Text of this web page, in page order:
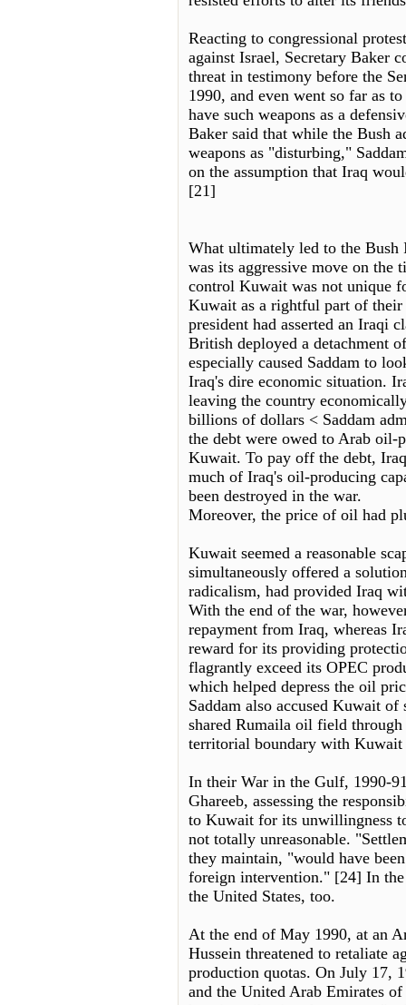
Reacting to congressional
against Israel, Secretary Baker
threat in testimony before the
1990, and even went so far as
have such weapons as a
Baker said that while the Bush
weapons as "disturbing,"
on the assumption that Iraq
[21]
What ultimately led to the
was its aggressive move on the
control Kuwait was not unique
Kuwait as a rightful part of
president had asserted an Iraqi
British deployed a detachment
especially caused Saddam to
Iraq's dire economic situation.
leaving the country
billions of dollars < Saddam
the debt were owed to Arab oil-
Kuwait. To pay off the debt,
much of Iraq's oil-producing
been destroyed in the war.
Moreover, the price of oil had
Kuwait seemed a reasonable
simultaneously offered a
radicalism, had provided Iraq
With the end of the war,
repayment from Iraq, whereas
reward for its providing
flagrantly exceed its OPEC
which helped depress the oil
Saddam also accused Kuwait
shared Rumaila oil field
territorial boundary with
In their War in the Gulf, 1990-
Ghareeb, assessing the
to Kuwait for its unwillingness
not totally unreasonable.
they maintain, "would have
foreign intervention." [24] In
the United States, too.
At the end of May 1990, at an
Hussein threatened to retaliate
production quotas. On July 17,
and the United Arab Emirates